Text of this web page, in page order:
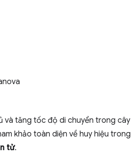
và tăng tốc độ di chuyển trong cây
khảo toàn diện về huy hiệu trong
tử.